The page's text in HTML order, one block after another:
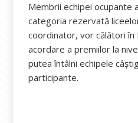
Membrii echipei ocupante
categoria rezervată
coordinator, vor călători în
acordare a premiilor la
putea întâlni echipele
participante.